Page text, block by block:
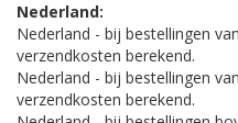
Nederland:
Nederland - bij bestellingen
verzendkosten berekend.
Nederland - bij bestellingen
verzendkosten berekend.